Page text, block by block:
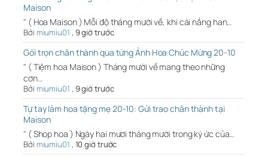
Maison
" ( Hoa Maison ) Mỗi độ tháng mười về, khi cái nắng han…
Bởi miumiu01 , 9 giờ trước
Gói trọn chân thành qua từng Ảnh Hoa Chúc Mừng 20-10
" ( Tiệm hoa Maison ) Tháng mười về mang theo những
cơn…
Bởi miumiu01 , 9 giờ trước
Tự tay làm hoa tặng mẹ 20-10: Gửi trao chân thành tại
Maison
" ( Shop hoa ) Ngày hai mươi tháng mười trong ký ức của…
Bởi miumiu01 , 10 giờ trước